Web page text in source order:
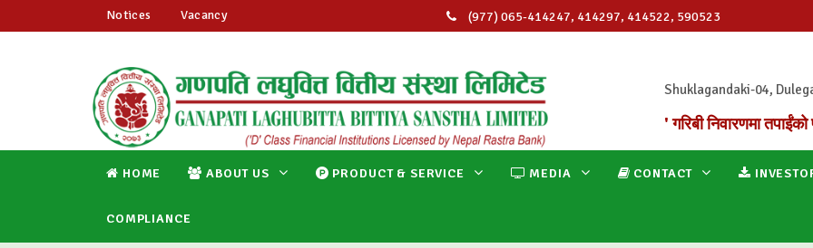
Notices Vacancy (977) 065-414247, 414297, 414522, 590523
Shuklagandaki-04,
' गरिबी निवारणमा
HOME ABOUT US PRODUCT & SERVICE MEDIA CONTACT
COMPLIANCE